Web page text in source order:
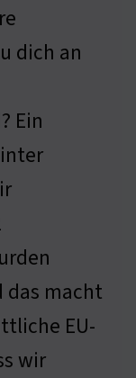
dich an
Ein
macht
EU-
wir